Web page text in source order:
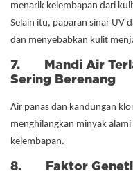
menarik kelembapan dari
Selain itu, paparan sinar UV
dan menyebabkan kulit
7. Mandi Air
Sering Berenang
Air panas dan kandungan
menghilangkan minyak
kelembapan.
8. Faktor